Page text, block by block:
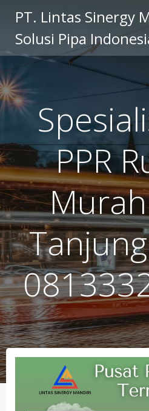
to
PT. Lintas Sinergy
Solusi Pipa
PPR